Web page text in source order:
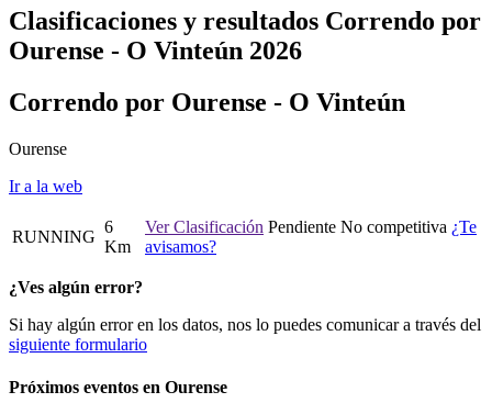
Clasificaciones y resultados Correndo por
Ourense - O Vinteún 2026
Correndo por Ourense - O Vinteún
Ourense
Ir a la web
RUNNING
6
Km
Ver Clasificación Pendiente No competitiva ¿Te
avisamos?
¿Ves algún error?
Si hay algún error en los datos, nos lo puedes comunicar a través del
siguiente formulario
Próximos eventos en Ourense